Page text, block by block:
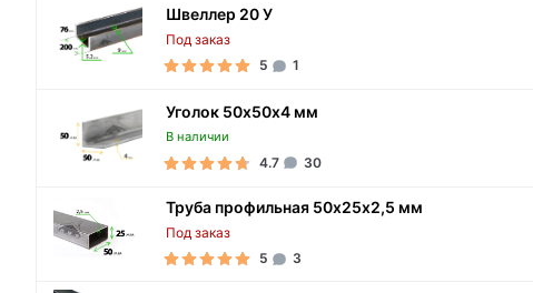
Швеллер 20 У
Под заказ
5
1
Уголок 50х50х4 мм
В наличии
4.7 30
Труба профильная 50х25х2,5 мм
Под заказ
5
3